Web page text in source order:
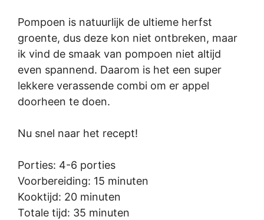
Pompoen is natuurlijk de ultieme herfst
groente, dus deze kon niet ontbreken, maar
ik vind de smaak van pompoen niet altijd
even spannend. Daarom is het een super
lekkere verassende combi om er appel
doorheen te doen.
Nu snel naar het recept!
Porties: 4-6 porties
Voorbereiding: 15 minuten
Kooktijd: 20 minuten
Totale tijd: 35 minuten